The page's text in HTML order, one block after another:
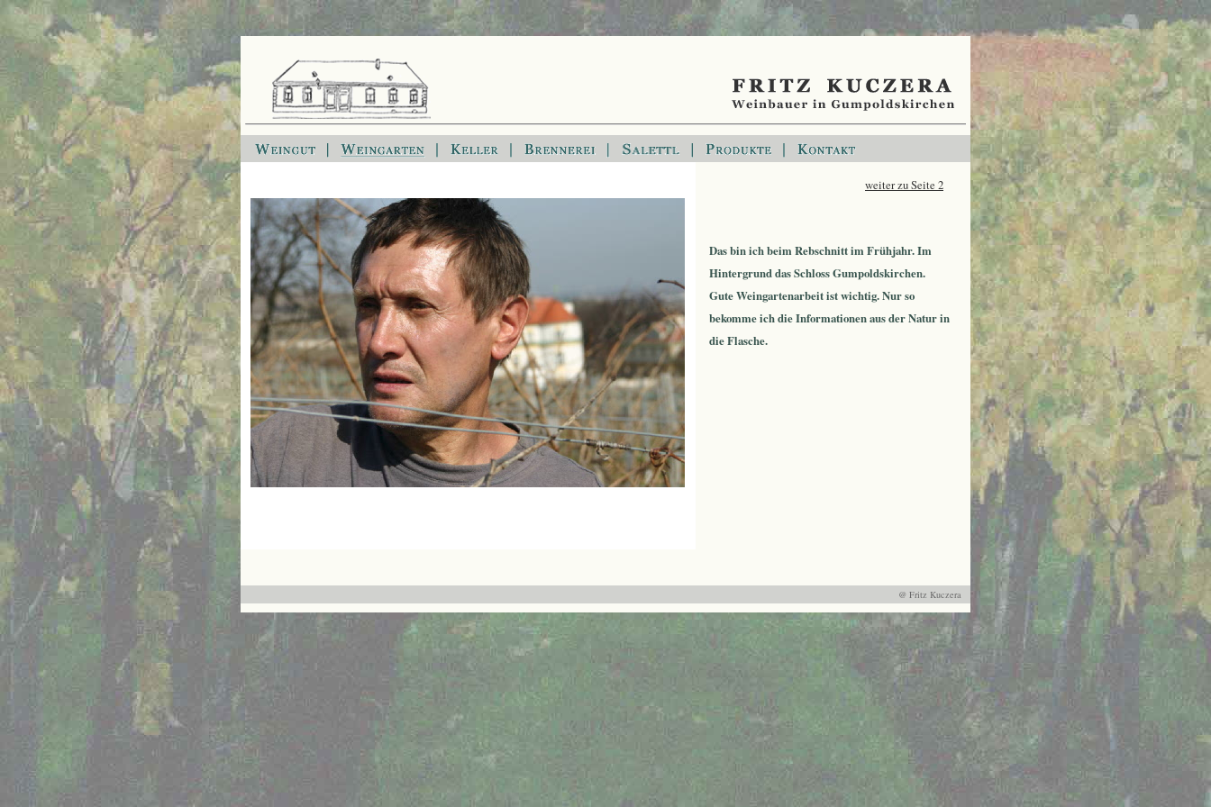
weiter zu Seite 2
Das bin ich beim Rebschnitt im Frühjahr. Im
Hintergrund das Schloss Gumpoldskirchen.
Gute Weingartenarbeit ist wichtig. Nur so
bekomme ich die Informationen aus der Natur in
die Flasche.
@ Fritz Kuczera